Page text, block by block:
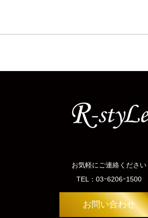
お気軽にご連絡ください
TEL： 03ｰ6206ｰ1500
お問い合わせ